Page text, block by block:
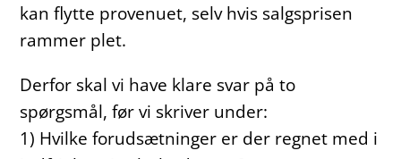
kan flytte provenuet, selv hvis salgsprisen
rammer plet.
Derfor skal vi have klare svar på to
spørgsmål, før vi skriver under:
1) Hvilke forudsætninger er der regnet med i